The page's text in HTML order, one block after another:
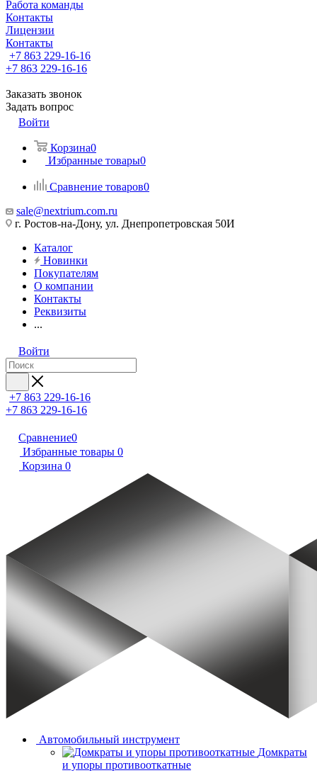
Работа команды
Контакты
Лицензии
Контакты
+7 863 229-16-16
+7 863 229-16-16
Заказать звонок
Задать вопрос
Войти
Корзина0
Избранные товары0
Сравнение товаров0
sale@nextrium.com.ru
г. Ростов-на-Дону, ул. Днепропетровская 50И
Каталог
Новинки
Покупателям
О компании
Контакты
Реквизиты
...
Войти
+7 863 229-16-16
+7 863 229-16-16
Сравнение0
Избранные товары 0
Корзина 0
Автомобильный инструмент
Домкраты
и упоры противооткатные